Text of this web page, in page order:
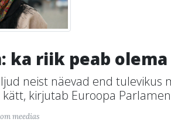
ka riik peab
neist näevad end tulevikus
kirjutab Euroopa
meedias